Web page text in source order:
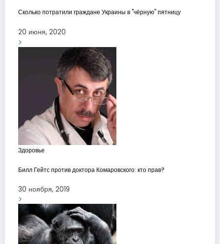
Сколько потратили граждане Украины в "чёрную" пятницу
20 июня, 2020
Здоровье
Билл Гейтс против доктора Комаровского: кто прав?
30 ноября, 2019